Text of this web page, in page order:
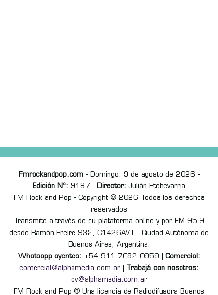
Fmrockandpop.com- Domingo, 9 de agosto de 2026 -
Edición Nº: 9187 - Director: Julián Etchevarria
FM Rock and Pop - Copyright © 2026 Todos los derechos
reservados
Transmite a través de su plataforma online y por FM 95.9
desde Ramón Freire 932, C1426AVT - Ciudad Autónoma de
Buenos Aires, Argentina.
Whatsapp oyentes: +54 911 7082 0959 | Comercial:
comercial@alphamedia.com.ar
Trabajá con nosotros:
cv@alphamedia.com.ar
FM Rock and Pop ® Una licencia de Radiodifusora Buenos